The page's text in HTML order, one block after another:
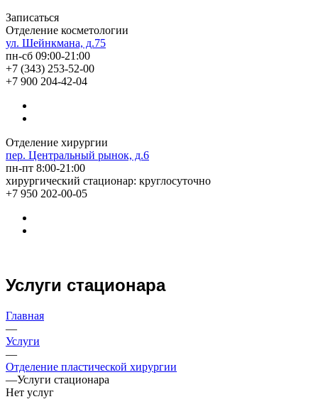
Записаться
Отделение косметологии
ул. Шейнкмана, д.75
пн-сб 09:00-21:00
+7 (343) 253-52-00
+7 900 204-42-04
Отделение хирургии
пер. Центральный рынок, д.6
пн-пт 8:00-21:00
хирургический стационар: круглосуточно
+7 950 202-00-05
Услуги стационара
Главная
—
Услуги
—
Отделение пластической хирургии
—Услуги стационара
Нет услуг